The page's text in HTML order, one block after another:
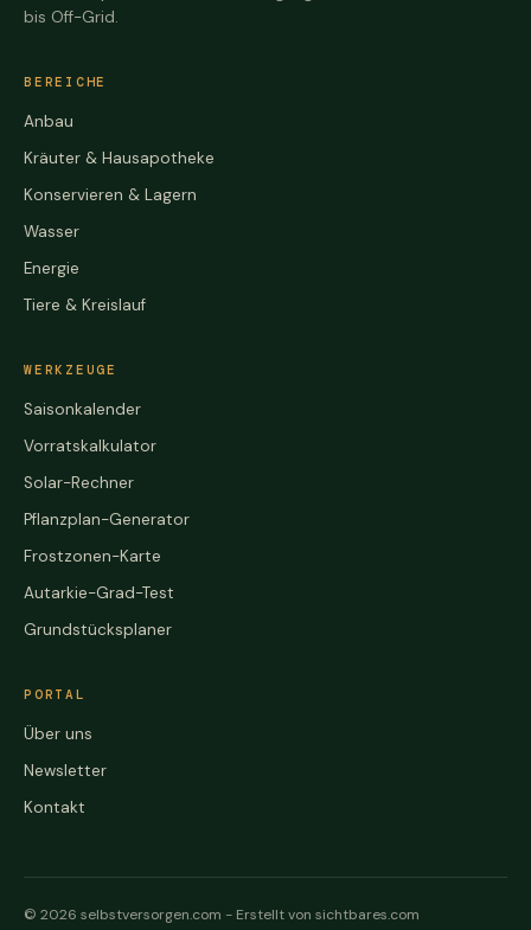
bis Off-Grid.
BEREICHE
Anbau
Kräuter & Hausapotheke
Konservieren & Lagern
Wasser
Energie
Tiere & Kreislauf
WERKZEUGE
Saisonkalender
Vorratskalkulator
Solar-Rechner
Pflanzplan-Generator
Frostzonen-Karte
Autarkie-Grad-Test
Grundstücksplaner
PORTAL
Über uns
Newsletter
Kontakt
© 2026 selbstversorgen.com - Erstellt von sichtbares.com